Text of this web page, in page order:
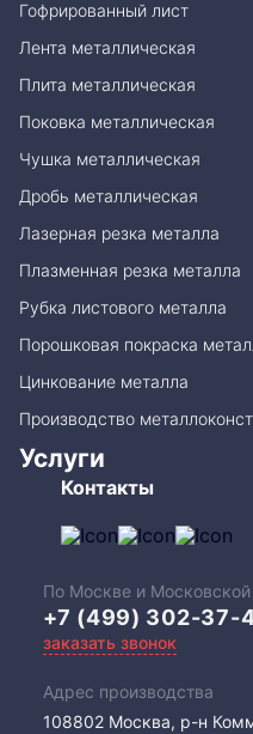
Гофрированный лист
Лента металлическая
Плита металлическая
Поковка металлическая
Чушка металлическая
Дробь металлическая
Лазерная резка металла
Плазменная резка металла
Рубка листового металла
Порошковая покраска
Цинкование металла
Производство
Услуги
Контакты
По Москве и Московской
+7 (499) 302-37-
заказать звонок
Адрес производства
108802​ Москва, р-н